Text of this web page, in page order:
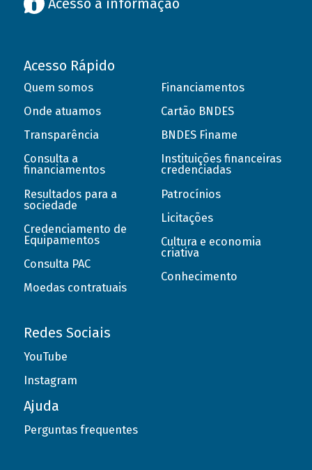
Acesso à informação
Acesso Rápido
Quem somos
Onde atuamos
Transparência
Consulta a
financiamentos
Resultados para a
sociedade
Credenciamento de
Equipamentos
Consulta PAC
Moedas contratuais
Financiamentos
Cartão BNDES
BNDES Finame
Instituições financeiras
credenciadas
Patrocínios
Licitações
Cultura e economia
criativa
Conhecimento
Redes Sociais
YouTube
Instagram
Ajuda
Perguntas frequentes